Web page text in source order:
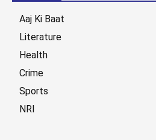
Aaj Ki Baat
Literature
Health
Crime
Sports
NRI